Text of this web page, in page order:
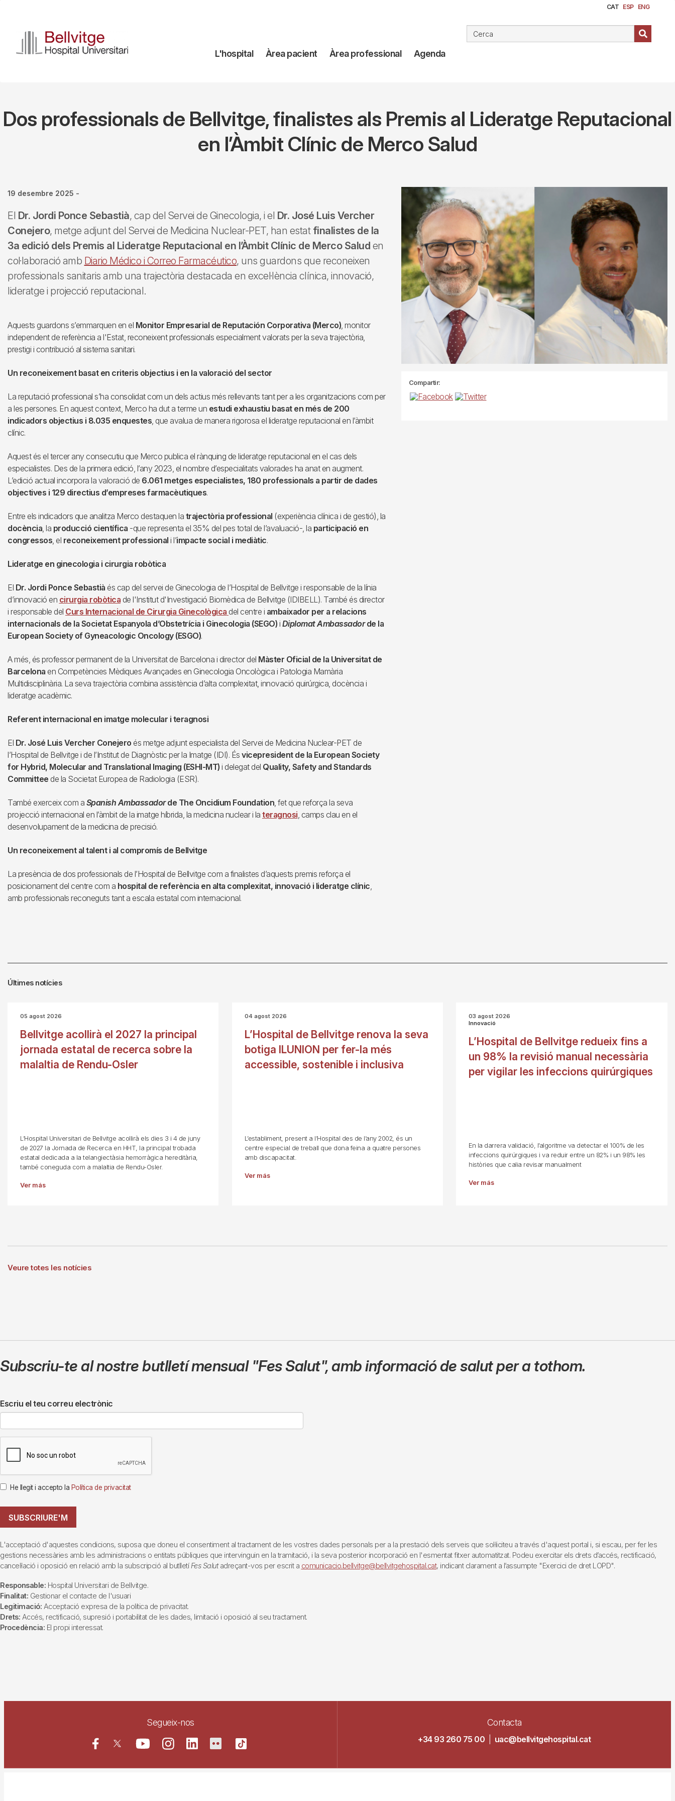
contingut
CAT ESP ENG
Navegación
L'hospital Àrea pacient Àrea professional Agenda
Dos professionals de Bellvitge, finalistes als Premis al Lideratge Reputacional
en l’Àmbit Clínic de Merco Salud
19 desembre 2025 -
El Dr. Jordi Ponce Sebastià, cap del Servei de Ginecologia, i el Dr. José Luis Vercher
Conejero, metge adjunt del Servei de Medicina Nuclear-PET, han estat finalistes de la
3a edició dels Premis al Lideratge Reputacional en l’Àmbit Clínic de Merco Salud en
col·laboració amb Diario Médico i Correo Farmacéutico, uns guardons que reconeixen
professionals sanitaris amb una trajectòria destacada en excel·lència clínica, innovació,
lideratge i projecció reputacional.
Aquests guardons s’emmarquen en el Monitor Empresarial de Reputación Corporativa (Merco), monitor
independent de referència a l'Estat, reconeixent professionals especialment valorats per la seva trajectòria,
prestigi i contribució al sistema sanitari.
Un reconeixement basat en criteris objectius i en la valoració del sector
La reputació professional s’ha consolidat com un dels actius més rellevants tant per a les organitzacions com per
a les persones. En aquest context, Merco ha dut a terme un estudi exhaustiu basat en més de 200
indicadors objectius i 8.035 enquestes, que avalua de manera rigorosa el lideratge reputacional en l’àmbit
clínic.
Aquest és el tercer any consecutiu que Merco publica el rànquing de lideratge reputacional en el cas dels
especialistes. Des de la primera edició, l’any 2023, el nombre d’especialitats valorades ha anat en augment.
L’edició actual incorpora la valoració de 6.061 metges especialistes, 180 professionals a partir de dades
objectives i 129 directius d’empreses farmacèutiques.
Entre els indicadors que analitza Merco destaquen la trajectòria professional (experiència clínica i de gestió), la
docència, la producció científica -que representa el 35% del pes total de l’avaluació-, la participació en
congressos, el reconeixement professional i l’impacte social i mediàtic.
Lideratge en ginecologia i cirurgia robòtica
El Dr. Jordi Ponce Sebastià és cap del servei de Ginecologia de l’Hospital de Bellvitge i responsable de la línia
d’innovació en cirurgia robòtica de l'Institut d'Investigació Biomèdica de Bellvitge (IDIBELL). També és director
i responsable del Curs Internacional de Cirurgia Ginecològica del centre i ambaixador per a relacions
internacionals de la Societat Espanyola d’Obstetrícia i Ginecologia (SEGO) i Diplomat Ambassadorde la
European Society of Gyneacologic Oncology (ESGO).
A més, és professor permanent de la Universitat de Barcelona i director del Màster Oficial de la Universitat de
Barcelona en Competències Mèdiques Avançades en Ginecologia Oncològica i Patologia Mamària
Multidisciplinària. La seva trajectòria combina assistència d’alta complexitat, innovació quirúrgica, docència i
lideratge acadèmic.
Referent internacional en imatge molecular i teragnosi
El Dr. José Luis Vercher Conejero és metge adjunt especialista del Servei de Medicina Nuclear-PET de
l’Hospital de Bellvitge i de l’Institut de Diagnòstic per la Imatge (IDI). És vicepresident de la European Society
for Hybrid, Molecular and Translational Imaging (ESHI-MT) i delegat del Quality, Safety and Standards
Committee de la Societat Europea de Radiologia (ESR).
També exerceix com a Spanish Ambassadorde The Oncidium Foundation, fet que reforça la seva
projecció internacional en l’àmbit de la imatge híbrida, la medicina nuclear i la teragnosi, camps clau en el
desenvolupament de la medicina de precisió.
Un reconeixement al talent i al compromís de Bellvitge
La presència de dos professionals de l’Hospital de Bellvitge com a finalistes d’aquests premis reforça el
posicionament del centre com a hospital de referència en alta complexitat, innovació i lideratge clínic,
amb professionals reconeguts tant a escala estatal com internacional.
Compartir:
Últimes notícies
05 agost 2026
Bellvitge acollirà el 2027 la principal
jornada estatal de recerca sobre la
malaltia de Rendu-Osler
L’Hospital Universitari de Bellvitge acollirà els dies 3 i 4 de juny
de 2027 la Jornada de Recerca en HHT, la principal trobada
estatal dedicada a la telangiectàsia hemorràgica hereditària,
també coneguda com a malaltia de Rendu-Osler.
Ver más
04 agost 2026
L’Hospital de Bellvitge renova la seva
botiga ILUNION per fer-la més
accessible, sostenible i inclusiva
L’establiment, present a l’Hospital des de l’any 2002, és un
centre especial de treball que dona feina a quatre persones
amb discapacitat.
Ver más
03 agost 2026
Innovació
L’Hospital de Bellvitge redueix fins a
un 98% la revisió manual necessària
per vigilar les infeccions quirúrgiques
En la darrera validació, l’algoritme va detectar el 100% de les
infeccions quirúrgiques i va reduir entre un 82% i un 98% les
històries que calia revisar manualment
Ver más
Veure totes les notícies
Subscriu-te al nostre butlletí mensual "Fes Salut",amb informació de salut per a tothom.
Escriu el teu correu electrònic
He llegit i accepto la Política de privacitat
SUBSCRIURE'M
L'acceptació d'aquestes condicions, suposa que doneu el consentiment al tractament de les vostres dades personals per a la prestació dels serveis que sol·liciteu a través d'aquest portal i, si escau, per fer les
gestions necessàries amb les administracions o entitats públiques que intervinguin en la tramitació, i la seva posterior incorporació en l'esmentat fitxer automatitzat. Podeu exercitar els drets d’accés, rectificació,
cancel·lació i oposició en relació amb la subscripció al butlletí Fes Salutadreçant-vos per escrit a comunicacio.bellvitge@bellvitgehospital.cat, indicant clarament a l’assumpte "Exercici de dret LOPD".
Responsable: Hospital Universitari de Bellvitge.
Finalitat: Gestionar el contacte de l'usuari
Legitimació: Acceptació expresa de la política de privacitat.
Drets: Accés, rectificació, supresió i portabilitat de les dades, limitació i oposició al seu tractament.
Procedència: El propi interessat.
Segueix-nos Contacta
+34 93 260 75 00 uac@bellvitgehospital.cat